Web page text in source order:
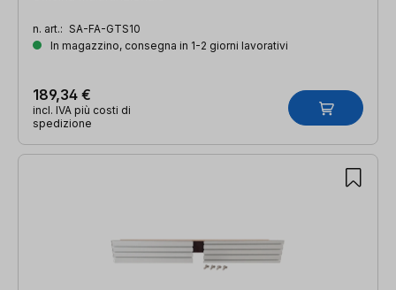
n. art.: SA-FA-GTS10
In magazzino, consegna in 1-2 giorni lavorativi
189,34 €
incl. IVA più costi di
spedizione